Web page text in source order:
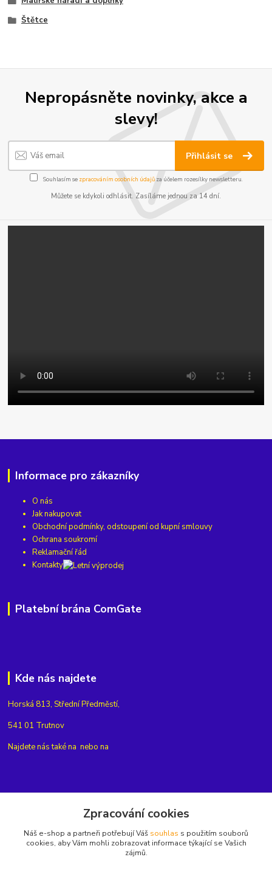
Štětce
Nepropásněte novinky, akce a
slevy!
Přihlásit se
Souhlasím se zpracováním osobních údajůza účelem rozesílky newsletteru.
Můžete se kdykoli odhlásit. Zasíláme jednou za 14 dní.
Informace pro zákazníky
O nás
Jak nakupovat
Obchodní podmínky, odstoupení od kupní smlouvy
Ochrana soukromí
Reklamační řád
Kontakty
Platební brána ComGate
Kde nás najdete
Horská 813, Střední Předměstí,
541 01 Trutnov
Najdete nás také na nebo na
+420775654704
Zpracování cookies
Náš e-shop a partneři potřebují Váš souhlas s použitím souborů
cookies, aby Vám mohli zobrazovat informace týkající se Vašich
zájmů.